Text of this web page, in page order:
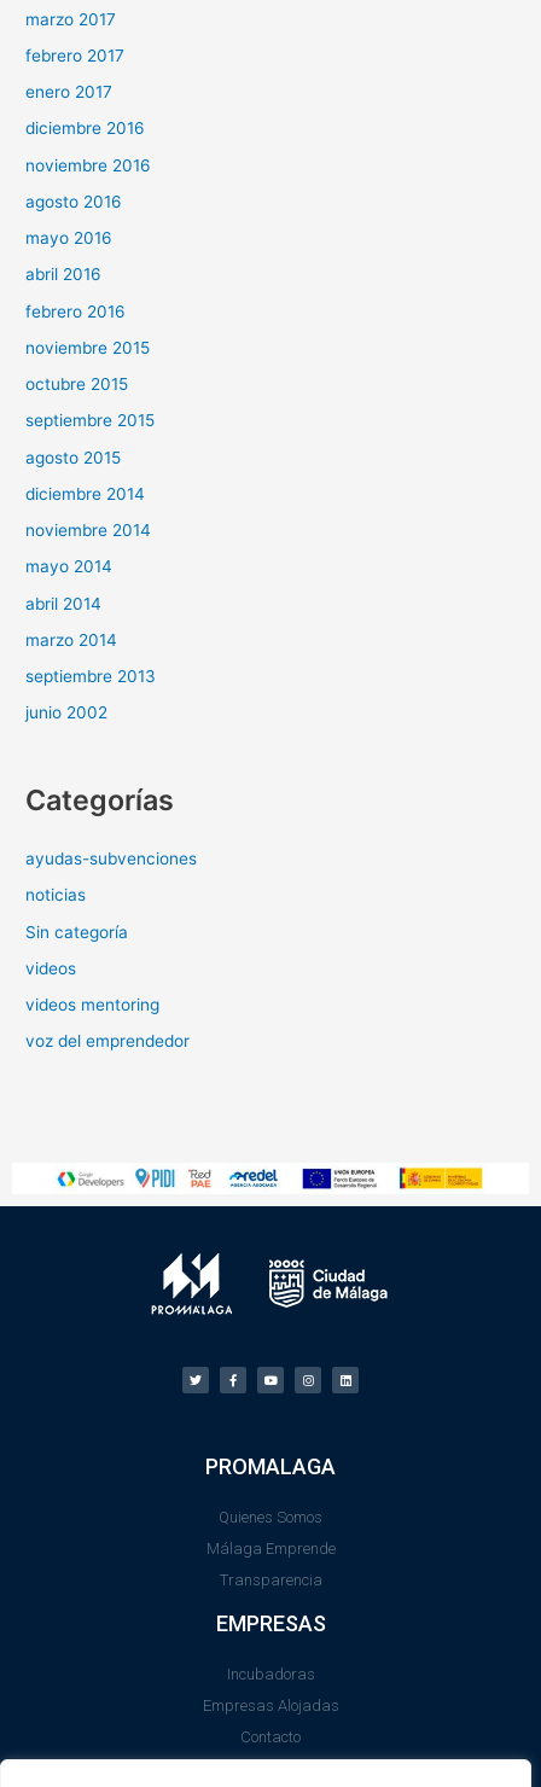
marzo 2017
febrero 2017
enero 2017
diciembre 2016
noviembre 2016
agosto 2016
mayo 2016
abril 2016
febrero 2016
noviembre 2015
octubre 2015
septiembre 2015
agosto 2015
diciembre 2014
noviembre 2014
mayo 2014
abril 2014
marzo 2014
septiembre 2013
junio 2002
Categorías
ayudas-subvenciones
noticias
Sin categoría
videos
videos mentoring
voz del emprendedor
PROMALAGA
Quienes Somos
Málaga Emprende
Transparencia
EMPRESAS
Incubadoras
Empresas Alojadas
Contacto